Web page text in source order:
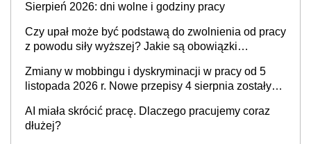
Sierpień 2026: dni wolne i godziny pracy
Czy upał może być podstawą do zwolnienia od pracy
z powodu siły wyższej? Jakie są obowiązki
Zmiany w mobbingu i dyskryminacji w pracy od 5
listopada 2026 r. Nowe przepisy 4 sierpnia zostały
AI miała skrócić pracę. Dlaczego pracujemy coraz
dłużej?